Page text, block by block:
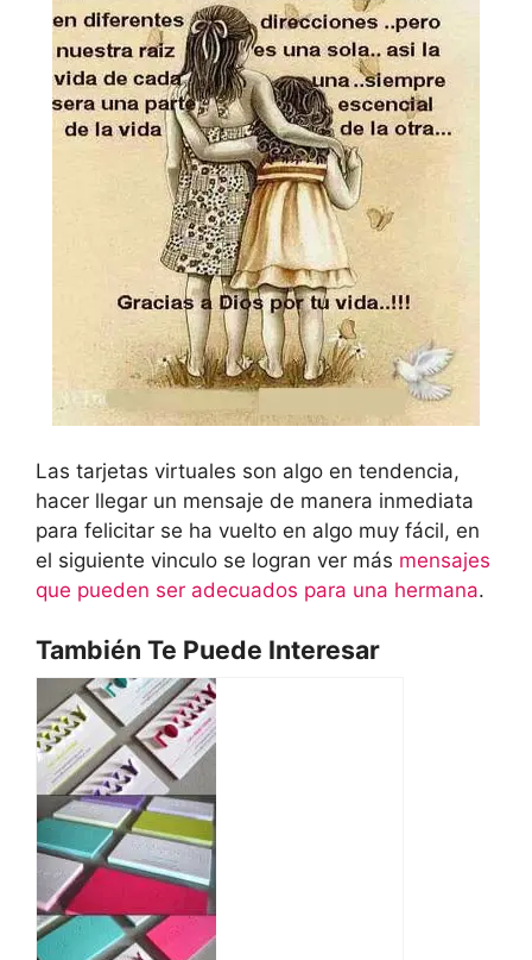
Las tarjetas virtuales son algo en tendencia,
hacer llegar un mensaje de manera inmediata
para felicitar se ha vuelto en algo muy fácil, en
el siguiente vinculo se logran ver más mensajes
que pueden ser adecuados para una hermana.
También Te Puede Interesar